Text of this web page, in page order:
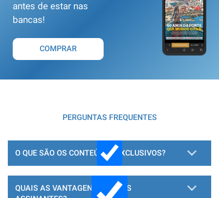
antes de estar nas
bancas!
COMPRAR
PERGUNTAS FREQUENTES
O QUE SÃO OS CONTEÚDOS EXCLUSIVOS?
QUAIS AS VANTAGENS PARA OS